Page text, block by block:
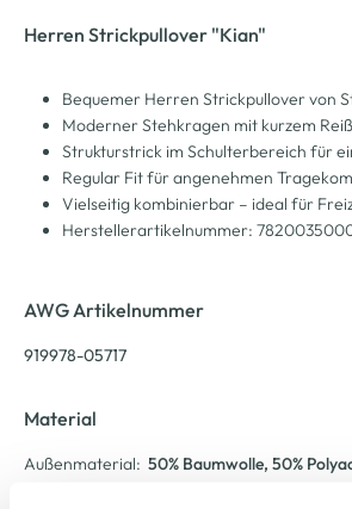
Herren Strickpullover "Kian"
Bequemer Herren Strickpullover von
Moderner Stehkragen mit kurzem
Strukturstrick im Schulterbereich für
Regular Fit für angenehmen
Vielseitig kombinierbar – ideal für
Herstellerartikelnummer:
AWG Artikelnummer
919978-05717
Material
Außenmaterial: 50% Baumwolle, 50%